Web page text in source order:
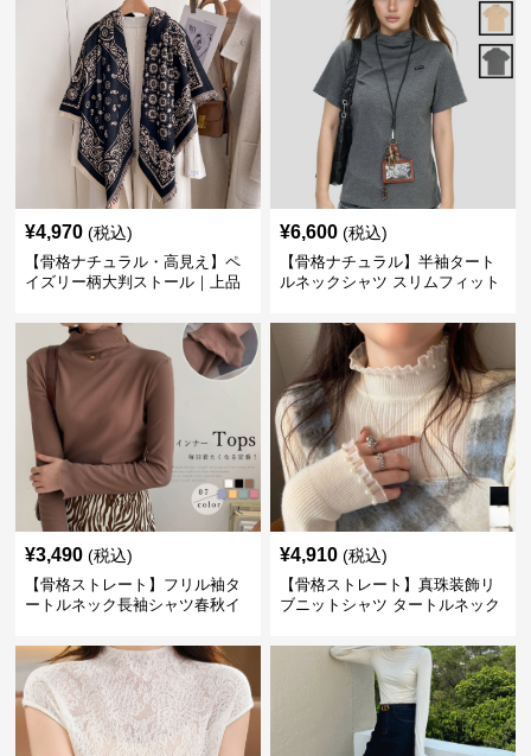
¥4,970 (税込)
【骨格ナチュラル・高見え】ペ
イズリー柄大判ストール｜上品
¥6,600 (税込)
【骨格ナチュラル】半袖タート
ルネックシャツ スリムフィット
¥3,490 (税込)
【骨格ストレート】フリル袖タ
ートルネック長袖シャツ春秋イ
¥4,910 (税込)
【骨格ストレート】真珠装飾リ
ブニットシャツ タートルネック